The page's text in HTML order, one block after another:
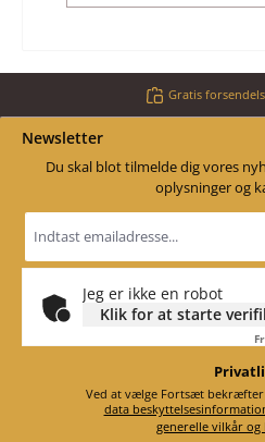
Gratis
Newsletter
Du skal blot tilmelde dig vores
oplysninger og
Email
adresse
Jeg er ikke en robot
Klik for at starte
data
generelle vilkår og